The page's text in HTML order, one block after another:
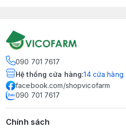
090 701 7617
Hệ thống cửa hàng:14 cửa hàng
facebook.com/shopvicofarm
090 701 7617
Chính sách